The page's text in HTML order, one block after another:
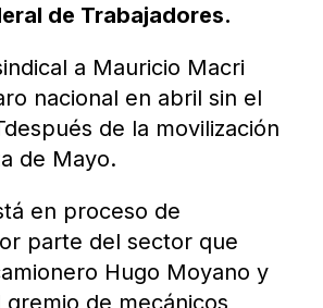
de Trabajadores.
a Mauricio Macri
nacional en abril sin el
de la movilización
de Mayo.
en proceso de
parte del sector que
Hugo Moyano y